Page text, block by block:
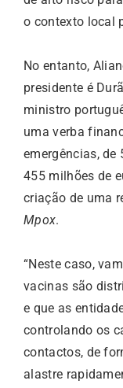
o contexto local
No entanto,
presidente é
ministro
uma verba
emergências, de
455 milhões de
criação de uma
Mpox.
“Neste caso,
vacinas são
e que as
controlando os
contactos, de
alastre